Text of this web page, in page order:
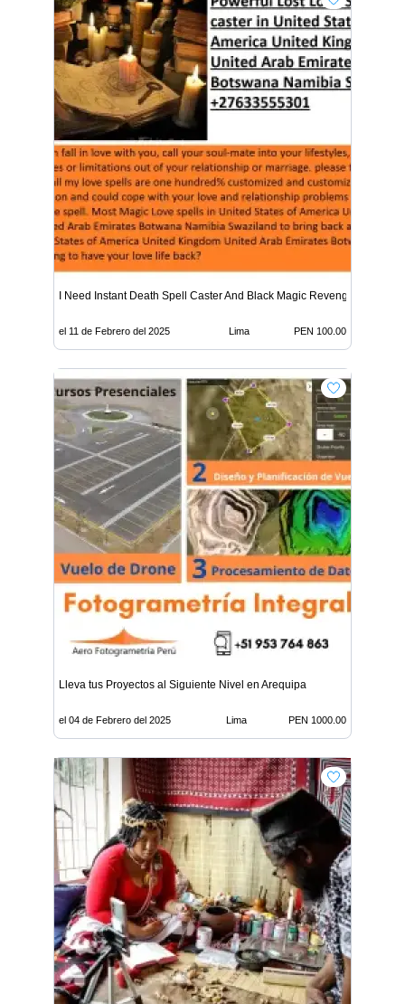
I Need Instant Death Spell Caster And Black Magic Revenge Death
el 11 de Febrero del 2025 Lima PEN 100.00
Lleva tus Proyectos al Siguiente Nivel en Arequipa
el 04 de Febrero del 2025 Lima PEN 1000.00